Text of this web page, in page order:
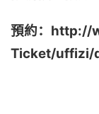
預約：http://
Ticket/uffizi/